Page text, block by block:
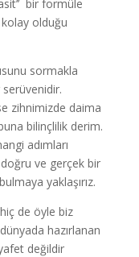
bir formüle
olduğu
sormakla
zihnimizde daima
bilinçlilik derim.
adımları
doğru ve gerçek bir
yaklaşırız.
de öyle biz
hazırlanan
değildir